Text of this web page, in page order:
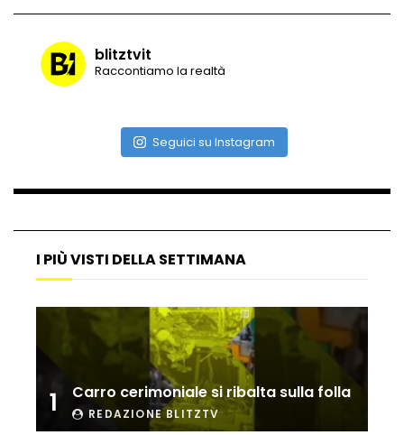
Vulcano di ghiaccio a New York #neve
Atterraggio di emergenza tra le auto:
Ucraina, ecco come gli F16 intercettano
i droni russi
blitztvit
Raccontiamo la realtà
Seguici su Instagram
I PIÙ VISTI DELLA SETTIMANA
1 Carro cerimoniale si ribalta sulla folla
REDAZIONE BLITZTV